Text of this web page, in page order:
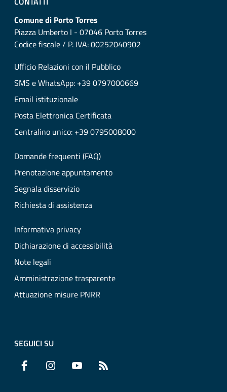
Comune di Porto Torres
Piazza Umberto I - 07046 Porto Torres
Codice fiscale / P. IVA: 00252040902
Ufficio Relazioni con il Pubblico
SMS e WhatsApp: +39 0797000669
Email istituzionale
Posta Elettronica Certificata
Centralino unico: +39 0795008000
Domande frequenti (FAQ)
Prenotazione appuntamento
Segnala disservizio
Richiesta di assistenza
Informativa privacy
Dichiarazione di accessibilità
Note legali
Amministrazione trasparente
Attuazione misure PNRR
SEGUICI SU
Facebook Instagram YouTube